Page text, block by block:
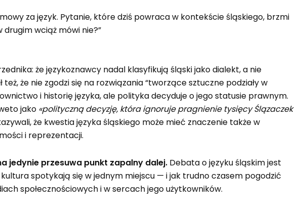
za język. Pytanie, które dziś powraca w kontekście śląskiego, brzmi
drugim wciąż mówi nie?”
że językoznawcy nadal klasyfikują śląski jako dialekt, a nie
że nie zgodzi się na rozwiązania “tworzące sztuczne podziały w
i historię języka, ale politykadecyduje o jego statusie prawnym.
jako «polityczną decyzję, która ignoruje pragnienie tysięcy Ślązaczek
że kwestia języka śląskiego może mieć znaczenie także w
i reprezentacji.
jedynie przesuwa punkt zapalny dalej. Debata o języku śląskim jest
spotykają się w jednym miejscu — i jak trudno czasem pogodzić
społecznościowych i w sercach jego użytkowników.